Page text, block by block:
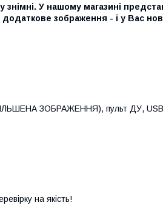
У нашому магазині
зображення - і у Вас
ЗОБРАЖЕННЯ), пульт ДУ,
на якість!